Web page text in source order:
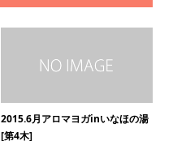
2015.6月アロマヨガinいなほの湯
[第4木]